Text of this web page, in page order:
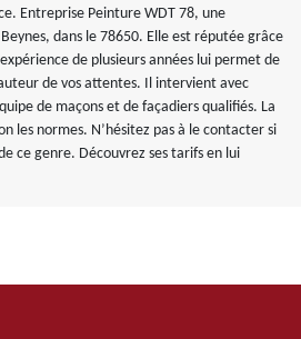
Entreprise Peinture WDT 78, une
dans le 78650. Elle est réputée grâce
de plusieurs années lui permet de
de vos attentes. Il intervient avec
de maçons et de façadiers qualifiés. La
les normes. N’hésitez pas à le contacter si
ce genre. Découvrez ses tarifs en lui